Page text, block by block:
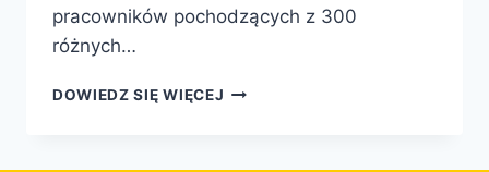
pracowników pochodzących z 300
różnych…
DOWIEDZ SIĘ WIĘCEJ